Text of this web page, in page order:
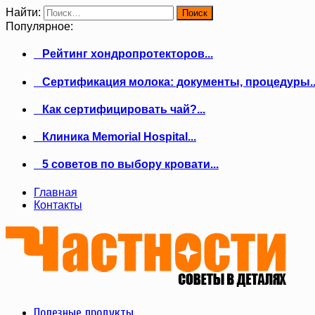
Найти:
Популярное:
Рейтинг хондропротекторов...
Сертификация молока: документы,
Как сертифицировать чай?...
Клиника Memorial Hospital...
5 советов по выбору кровати...
Главная
Контакты